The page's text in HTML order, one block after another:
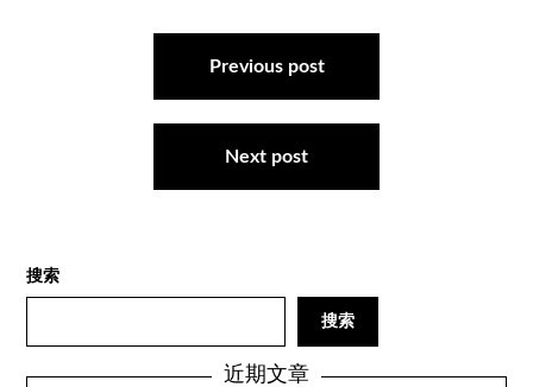
Previous post
Next post
搜索
搜索
近期文章